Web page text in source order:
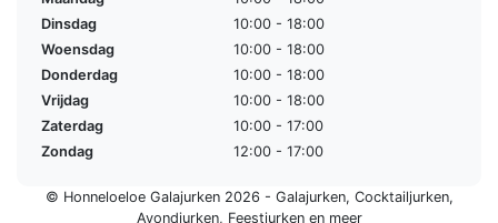
Dinsdag
10:00 - 18:00
Woensdag
10:00 - 18:00
Donderdag
10:00 - 18:00
Vrijdag
10:00 - 18:00
Zaterdag
10:00 - 17:00
Zondag
12:00 - 17:00
© Honneloeloe Galajurken 2026 - Galajurken, Cocktailjurken,
Avondjurken, Feestjurkenen meer